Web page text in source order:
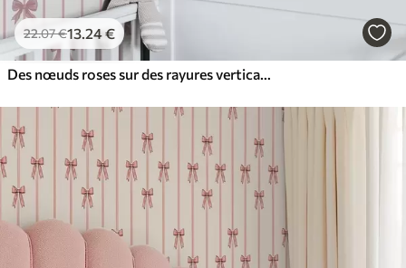
22.07€13.24€
Des nœuds roses sur des rayures verticales sur fond clair